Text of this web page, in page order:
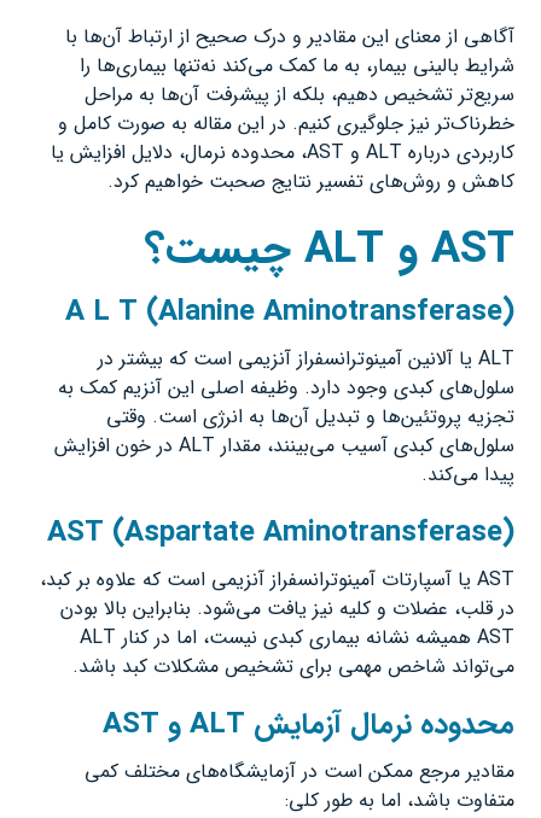
آگاهی از معنای این مقادیر و درک صحیح از ارتباط آن‌ها با
شرایط بالینی بیمار، به ما کمک می‌کند نه‌تنها بیماری‌ها را
سریع‌تر تشخیص دهیم، بلکه از پیشرفت آن‌ها به مراحل
خطرناک‌تر نیز جلوگیری کنیم. در این مقاله به صورت کامل و
کاربردی درباره ALT و AST، محدوده نرمال، دلایل افزایش یا
کاهش و روش‌های تفسیر نتایج صحبت خواهیم کرد.
AST و چیست؟
A L T (Alanine Aminotransferase)
ALT یا آلانین آمینوترانسفراز آنزیمی است که بیشتر در
سلول‌های کبدی وجود دارد. وظیفه اصلی این آنزیم کمک به
تجزیه پروتئین‌ها و تبدیل آن‌ها به انرژی است. وقتی
سلول‌های کبدی آسیب می‌بینند، مقدار ALT در خون افزایش
پیدا می‌کند.
AST (Aspartate Aminotransferase)
AST یا آسپارتات آمینوترانسفراز آنزیمی است که علاوه بر کبد،
در قلب، عضلات و کلیه نیز یافت می‌شود. بنابراین بالا بودن
AST همیشه نشانه بیماری کبدی نیست، اما در کنار ALT
می‌تواند شاخص مهمی برای تشخیص مشکلات کبد باشد.
محدوده نرمال آزمایش و
مقادیر مرجع ممکن است در آزمایشگاه‌های مختلف کمی
متفاوت باشد، اما به طور کلی: